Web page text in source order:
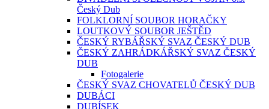
Český Dub
FOLKLORNÍ SOUBOR HORAČKY
LOUTKOVÝ SOUBOR JEŠTĚD
ČESKÝ RYBÁŘSKÝ SVAZ ČESKÝ DUB
ČESKÝ ZAHRÁDKÁŘSKÝ SVAZ ČESKÝ
DUB
Fotogalerie
ČESKÝ SVAZ CHOVATELŮ ČESKÝ DUB
DUBÁCI
DUBÍSEK